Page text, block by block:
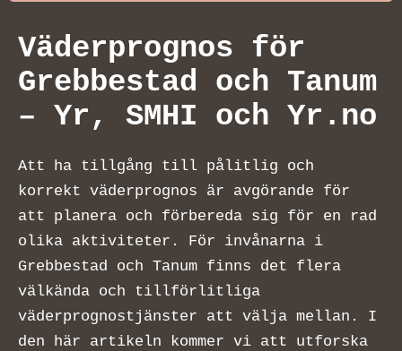
Väderprognos för
Grebbestad och Tanum
– Yr, SMHI och Yr.no
Att ha tillgång till pålitlig och
korrekt väderprognos är avgörande för
att planera och förbereda sig för en rad
olika aktiviteter. För invånarna i
Grebbestad och Tanum finns det flera
välkända och tillförlitliga
väderprognostjänster att välja mellan. I
den här artikeln kommer vi att utforska